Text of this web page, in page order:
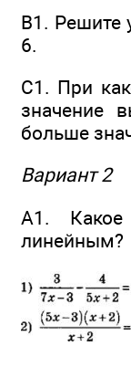
В1. Решите
6.
С1. При
значение
больше
Вариант 2
А1. Какое
линейным?